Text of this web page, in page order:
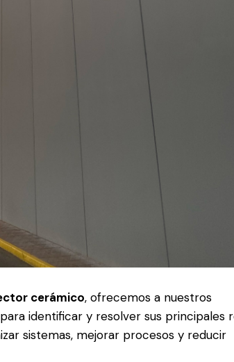
cerámico, ofrecemos a nuestros
identificar y resolver sus principales
sistemas, mejorar procesos y reducir